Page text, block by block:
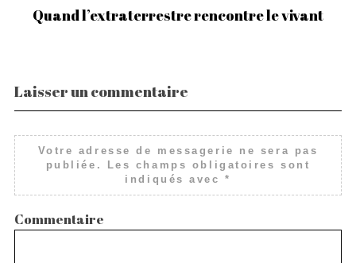
Quand l’extraterrestre rencontre le vivant
Laisser un commentaire
Votre adresse de messagerie ne sera pas
publiée.
Les champs obligatoires sont
indiqués avec*
Commentaire